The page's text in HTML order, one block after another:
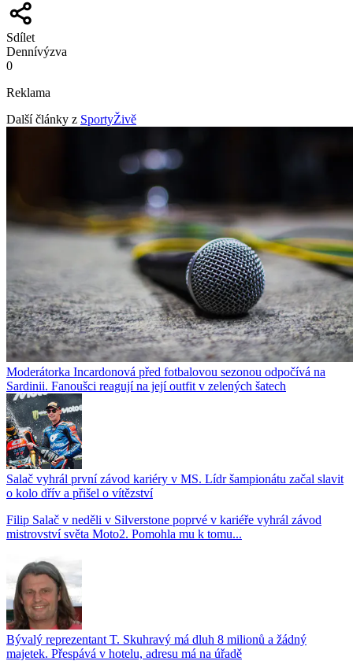
Sdílet
Dennívýzva
0
Reklama
Další články z SportyŽivě
Moderátorka Incardonová před fotbalovou sezonou odpočívá na
Sardinii. Fanoušci reagují na její outfit v zelených šatech
Salač vyhrál první závod kariéry v MS. Lídr šampionátu začal slavit
o kolo dřív a přišel o vítězství
Filip Salač v neděli v Silverstone poprvé v kariéře vyhrál závod
mistrovství světa Moto2. Pomohla mu k tomu...
Bývalý reprezentant T. Skuhravý má dluh 8 milionů a žádný
majetek. Přespává v hotelu, adresu má na úřadě